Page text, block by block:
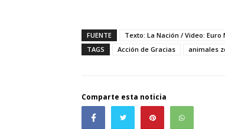
FUENTE
Texto: La Nación / Video: Euro
TAGS
Acción de Gracias animales
Comparte esta noticia